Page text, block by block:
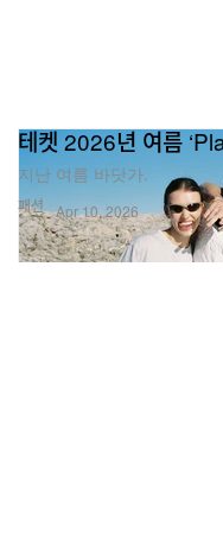
패션
테켓 2026년 여름
지난 여름 바닷가.
Apr 10, 2026